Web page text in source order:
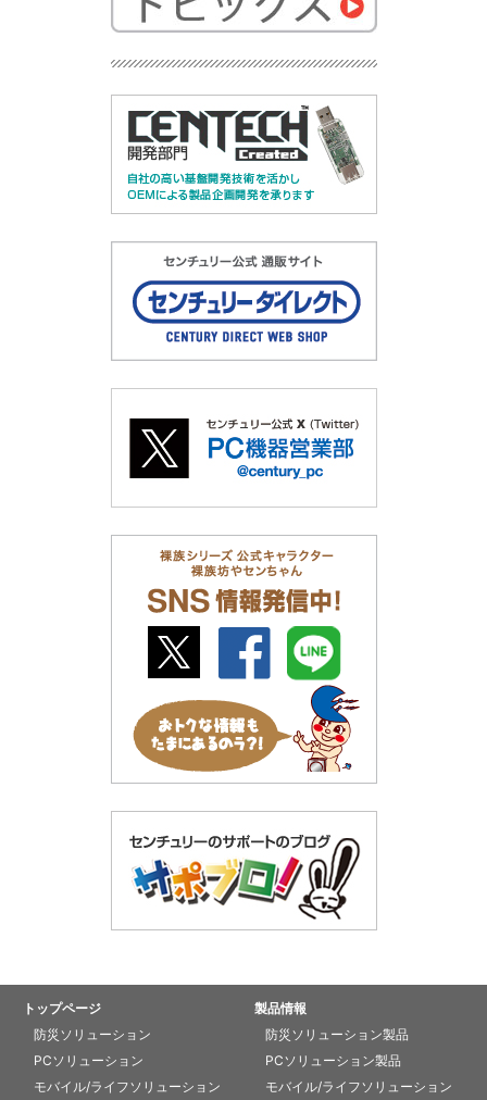
トップページ
防災ソリューション
PCソリューション
モバイル/ライフソリューション
製品情報
防災ソリューション製品
PCソリューション製品
モバイル/ライフソリューション